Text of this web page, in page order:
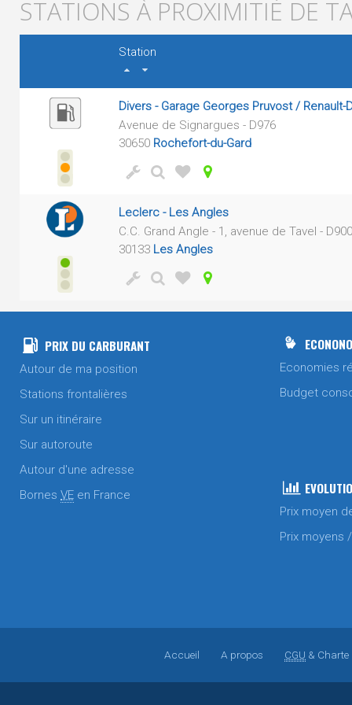
STATIONS À PROXIMITIÉ DE
Station
Divers - Garage Georges Pruvost / Renault-
Avenue de Signargues - D976
30650 Rochefort-du-Gard
Leclerc - Les Angles
C.C. Grand Angle - 1, avenue de Tavel - D900
30133 Les Angles
PRIX DU CARBURANT
Autour de ma position
Stations frontalières
Sur un itinéraire
Sur autoroute
Autour d'une adresse
Bornes VE en France
Economies
Budget
Prix moyen
Prix moyens
Accueil A propos CGU & Charte